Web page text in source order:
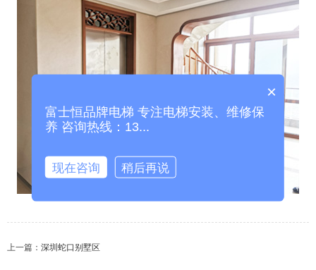
上一篇： 深圳蛇口别墅区
×
富士恒品牌电梯 专注电梯安装、维修保
养 咨询热线：13...
现在咨询 稍后再说